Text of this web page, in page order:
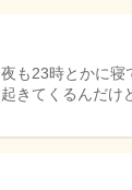
も23時とかに寝
きてくるんだけ